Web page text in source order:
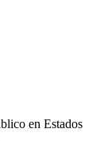
en Estados